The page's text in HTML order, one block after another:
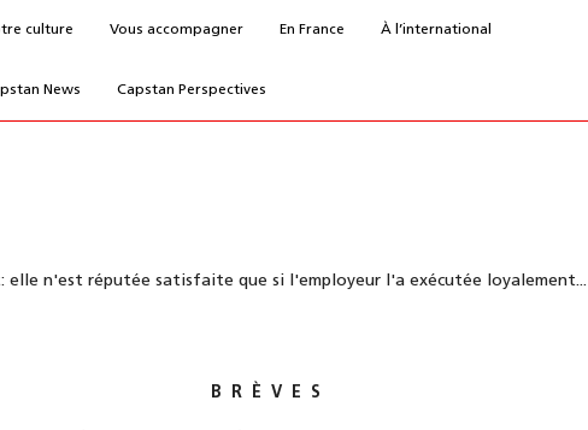
culture Vous accompagner En France À l’international
News Capstan Perspectives
elle n'est réputée satisfaite que si l'employeur l'a exécutée loyalement...
BRÈVES